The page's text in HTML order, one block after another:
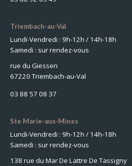
Triembach-au-Val
Lundi-Vendredi : 9h-12h / 14h-18h
Samedi : sur rendez-vous
rue du Giessen
67220 Triembach-au-Val
03 88 57 08 37
Ste Marie-aux-Mines
Lundi-Vendredi : 9h-12h / 14h-18h
Samedi : sur rendez-vous
138 rue du Mar De Lattre De Tassigny